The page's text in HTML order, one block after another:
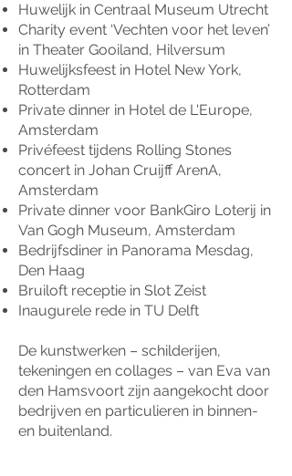
Huwelijk in Centraal Museum Utrecht
Charity event ‘Vechten voor het leven’
in Theater Gooiland, Hilversum
Huwelijksfeest in Hotel New York,
Rotterdam
Private dinner in Hotel de L'Europe,
Amsterdam
Privéfeest tijdens Rolling Stones
concert in Johan Cruijff ArenA,
Amsterdam
Private dinner voor BankGiro Loterij in
Van Gogh Museum, Amsterdam
Bedrijfsdiner in Panorama Mesdag,
Den Haag
Bruiloft receptie in Slot Zeist
Inaugurele rede in TU Delft
De kunstwerken – schilderijen,
tekeningen en collages – van Eva van
den Hamsvoort zijn aangekocht door
bedrijven en particulieren in binnen-
en buitenland.